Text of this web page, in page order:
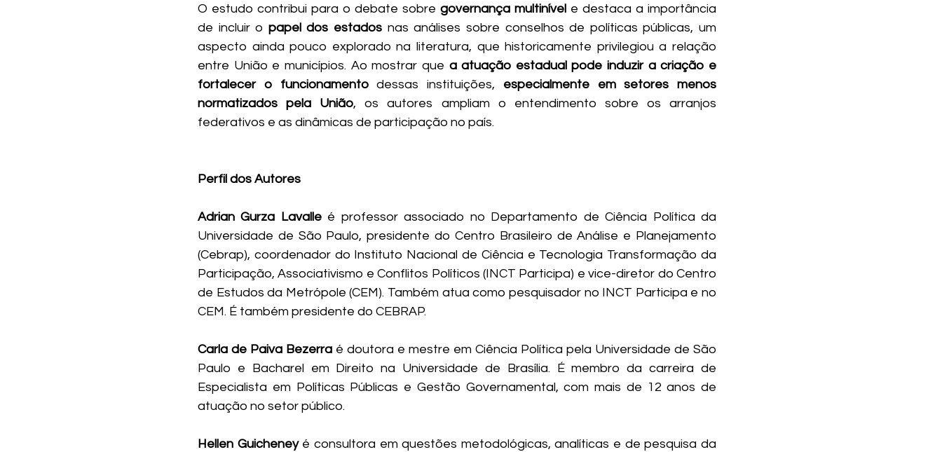
O estudo contribui para o debate sobre governança multinível e destaca a importância
de incluir o papel dos estados nas análises sobre conselhos de políticas públicas, um
aspecto ainda pouco explorado na literatura, que historicamente privilegiou a relação
entre União e municípios. Ao mostrar que a atuação estadual pode induzir a criação e
fortalecer o funcionamento dessas instituições, especialmente em setores menos
normatizados pela União, os autores ampliam o entendimento sobre os arranjos
federativos e as dinâmicas de participação no país.
Perfil dos Autores
Adrian Gurza Lavalle é professor associado no Departamento de Ciência Política da
Universidade de São Paulo, presidente do Centro Brasileiro de Análise e Planejamento
(Cebrap), coordenador do Instituto Nacional de Ciência e Tecnologia Transformação da
Participação, Associativismo e Conflitos Políticos (INCT Participa) e vice-diretor do Centro
de Estudos da Metrópole (CEM). Também atua como pesquisador no INCT Participa e no
CEM. É também presidente do CEBRAP.
Carla de Paiva Bezerra é doutora e mestre em Ciência Política pela Universidade de São
Paulo e Bacharel em Direito na Universidade de Brasília. É membro da carreira de
Especialista em Políticas Públicas e Gestão Governamental, com mais de 12 anos de
atuação no setor público.
Hellen Guicheney é consultora em questões metodológicas, analíticas e de pesquisa da